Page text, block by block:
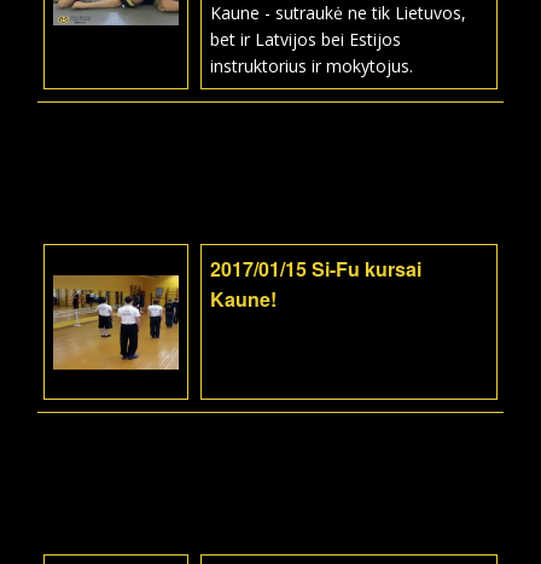
Kaune - sutraukė ne tik Lietuvos,
bet ir Latvijos bei Estijos
instruktorius ir mokytojus.
2017/01/15 Si-Fu kursai
Kaune!